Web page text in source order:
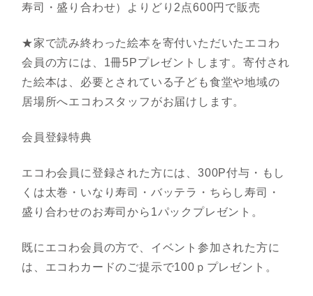
寿司・盛り合わせ）よりどり2点600円で販売
★家で読み終わった絵本を寄付いただいたエコわ
会員の方には、1冊5Pプレゼントします。寄付され
た絵本は、必要とされている子ども食堂や地域の
居場所へエコわスタッフがお届けします。
会員登録特典
エコわ会員に登録された方には、300P付与・もし
くは太巻・いなり寿司・バッテラ・ちらし寿司・
盛り合わせのお寿司から1パックプレゼント。
既にエコわ会員の方で、イベント参加された方に
は、エコわカードのご提示で100ｐプレゼント。